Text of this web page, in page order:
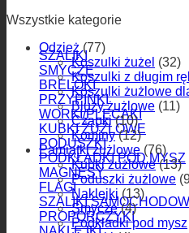
SZALIKI
SMYCZE
BRELOKI
PRZYPINKI
WORKI/PLECAKI
KUBKI ŻUŻLOWE
PODUSZKI
PODKŁADKI POD MYSZ
MAGNESY
FLAGI
SZALIKI
PROPORCZYKI
Wszystkie kategorie
Odzież (77)
Koszulki żużel (32)
Koszulki z długim
Koszulki żużlowe
Bluzy żużlowe (11)
Czapki (10)
Kominy (12)
Pamiątki żużlowe (76)
Kubki żużlowe (13)
Poduszki żużlowe
Naklejki (13)
Smycze (4)
Podkładki pod mysz